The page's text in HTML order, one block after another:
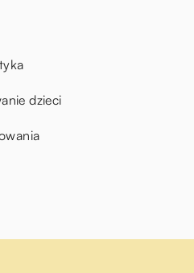
dzieci